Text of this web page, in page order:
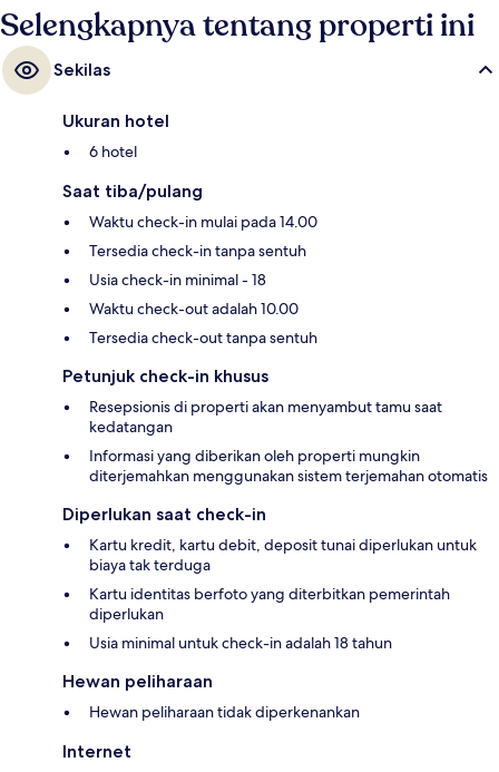
Selengkapnya tentang properti ini
Sekilas
Ukuran hotel
6 hotel
Saat tiba/pulang
Waktu check-in mulai pada 14.00
Tersedia check-in tanpa sentuh
Usia check-in minimal - 18
Waktu check-out adalah 10.00
Tersedia check-out tanpa sentuh
Petunjuk check-in khusus
Resepsionis di properti akan menyambut tamu saat
kedatangan
Informasi yang diberikan oleh properti mungkin
diterjemahkan menggunakan sistem terjemahan otomatis
Diperlukan saat check-in
Kartu kredit, kartu debit, deposit tunai diperlukan untuk
biaya tak terduga
Kartu identitas berfoto yang diterbitkan pemerintah
diperlukan
Usia minimal untuk check-in adalah 18 tahun
Hewan peliharaan
Hewan peliharaan tidak diperkenankan
Internet